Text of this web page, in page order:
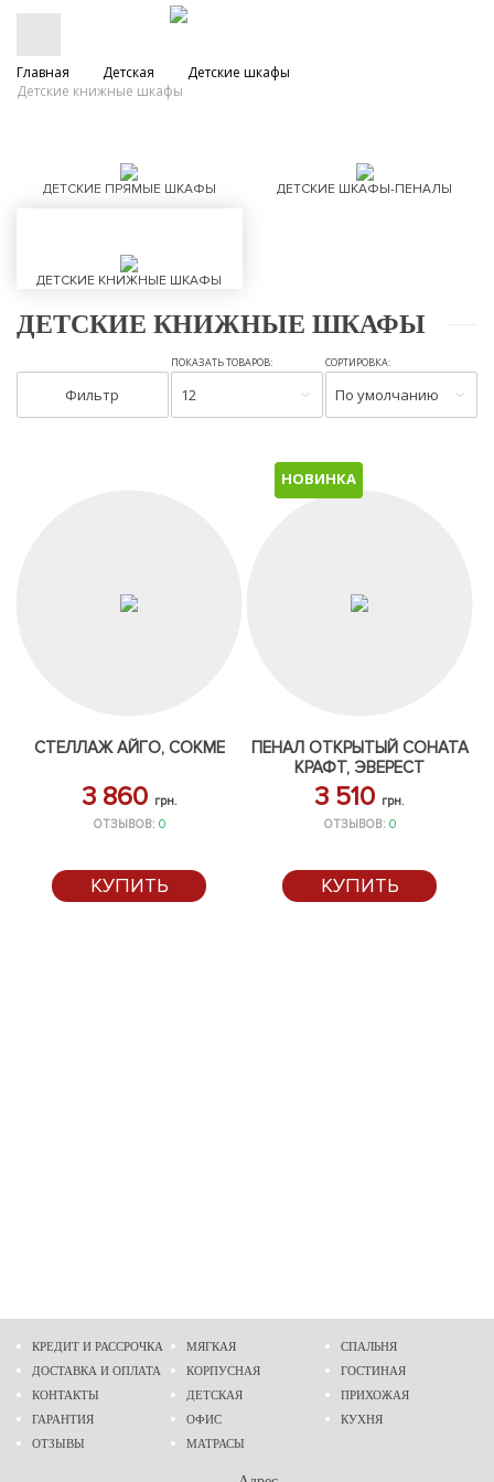
Главная Детская
Детские шкафы
Детские книжные шкафы
ДЕТСКИЕ ПРЯМЫЕ ШКАФЫ ДЕТСКИЕ ШКАФЫ-ПЕНАЛЫ
ДЕТСКИЕ КНИЖНЫЕ ШКАФЫ
ДЕТСКИЕ КНИЖНЫЕ ШКАФЫ
Фильтр
ПОКАЗАТЬ ТОВАРОВ:
12
СОРТИРОВКА:
По умолчанию
СТЕЛЛАЖ АЙГО, СОКМЕ
3 860 грн.
ОТЗЫВОВ: 0
КУПИТЬ
НОВИНКА
ПЕНАЛ ОТКРЫТЫЙ СОНАТА
КРАФТ, ЭВЕРЕСТ
3 510 грн.
ОТЗЫВОВ: 0
КУПИТЬ
КРЕДИТ И РАССРОЧКА
ДОСТАВКА И ОПЛАТА
КОНТАКТЫ
ГАРАНТИЯ
ОТЗЫВЫ
МЯГКАЯ
КОРПУСНАЯ
ДЕТСКАЯ
ОФИС
МАТРАСЫ
СПАЛЬНЯ
ГОСТИНАЯ
ПРИХОЖАЯ
КУХНЯ